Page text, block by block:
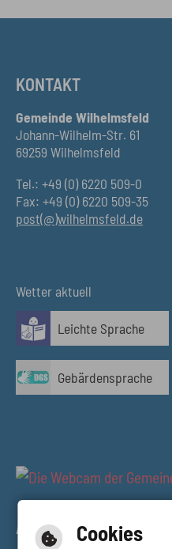
KONTAKT
Gemeinde Wilhelmsfeld
Johann-Wilhelm-Str. 61
69259 Wilhelmsfeld
Tel.: +49 (0) 6220 509-0
Fax: +49 (0) 6220 509-35
post(@)wilhelmsfeld.de
Wetter aktuell
Leichte Sprache
Gebärdensprache
AUSBLICKCookies